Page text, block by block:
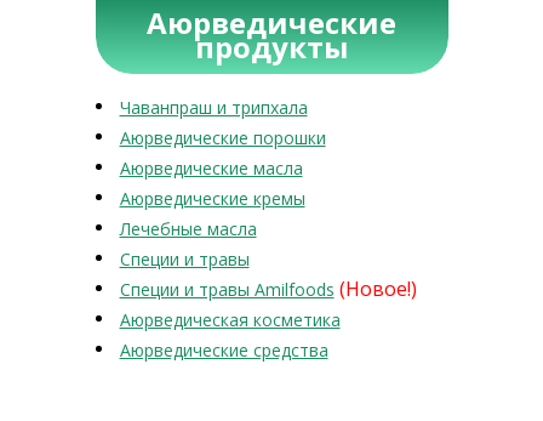
Аюрведические
продукты
Чаванпраш и трипхала
Аюрведические порошки
Аюрведические масла
Аюрведические кремы
Лечебные масла
Специи и травы
Специи и травы Amilfoods (Новое!)
Аюрведическая косметика
Аюрведические средства